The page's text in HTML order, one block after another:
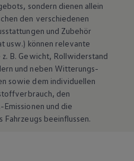
sondern dienen allein
den verschiedenen
und Zubehör
usw.) können relevante
z. B. Gewicht, Rollwiderstand
und neben Witterungs-
sowie dem individuellen
den
Emissionen und die
beeinflussen.